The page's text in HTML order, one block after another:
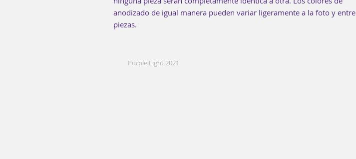
anodizado de igual manera pueden variar ligeramente a la foto y entre
piezas.
Purple Light 2021